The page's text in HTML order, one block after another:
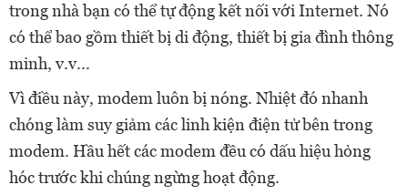
trong nhà bạn có thể tự động kết nối với Internet. Nó
có thể bao gồm thiết bị di động, thiết bị gia đình thông
minh, v.v...
Vì điều này, modem luôn bị nóng. Nhiệt đó nhanh
chóng làm suy giảm các linh kiện điện tử bên trong
modem. Hầu hết các modem đều có dấu hiệu hỏng
hóc trước khi chúng ngừng hoạt động.